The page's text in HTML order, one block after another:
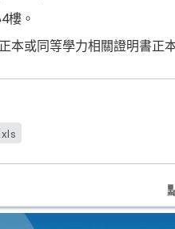
樓。
本或同等學力相關證明書正